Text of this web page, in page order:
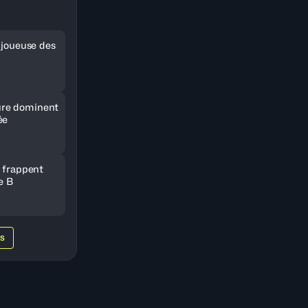
des
dominent
frappent
B